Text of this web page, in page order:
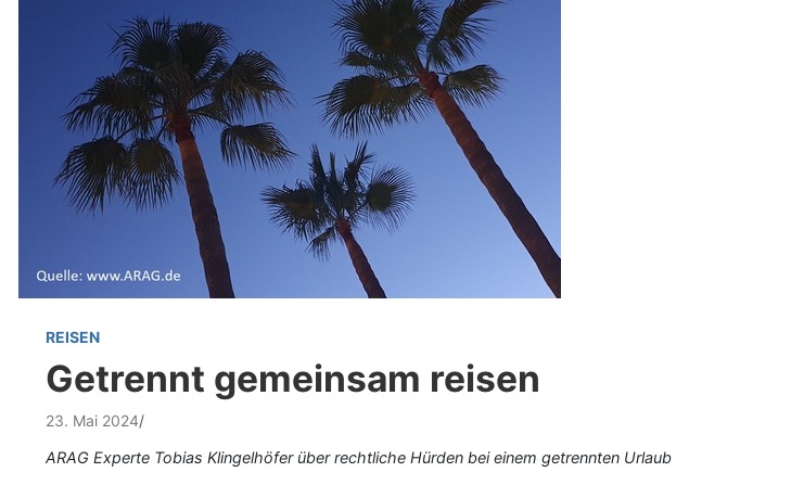
REISEN
Getrennt gemeinsam reisen
23. Mai 2024
ARAG Experte Tobias Klingelhöfer über rechtliche Hürden bei einem getrennten Urlaub